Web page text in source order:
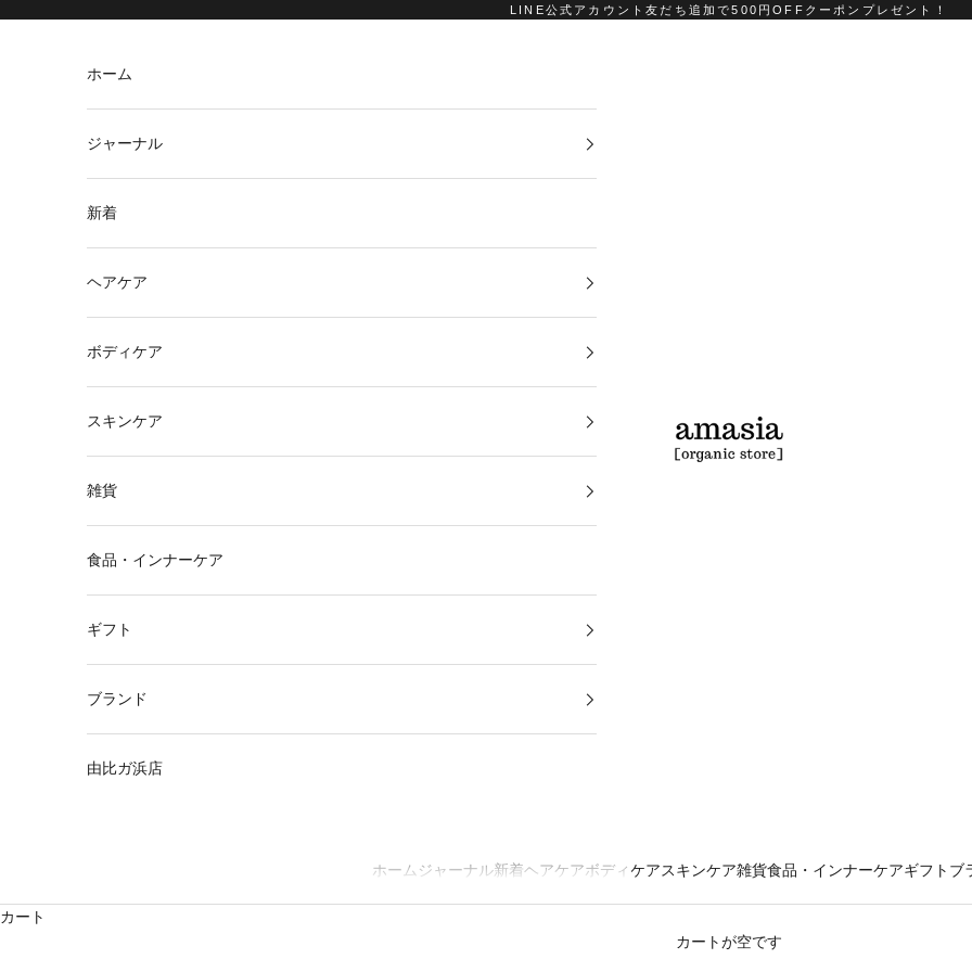
LINE公式アカウント友だち追加で500円OFFクーポンプレゼント！
amasia organic store
ホーム ジャーナル新着ヘアケアボディケアスキンケア雑貨食品・インナーケアギフト ブ
ホーム
ジャーナル
新着
ヘアケア
ボディケア
スキンケア
雑貨
食品・インナーケア
ギフト
ブランド
由比ガ浜店
カート
カートが空です